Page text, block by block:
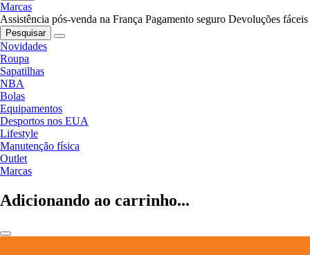
Marcas
Assistência pós-venda na França Pagamento seguro Devoluções fáceis
Pesquisar
Novidades
Roupa
Sapatilhas
NBA
Bolas
Equipamentos
Desportos nos EUA
Lifestyle
Manutenção física
Outlet
Marcas
Adicionando ao carrinho...